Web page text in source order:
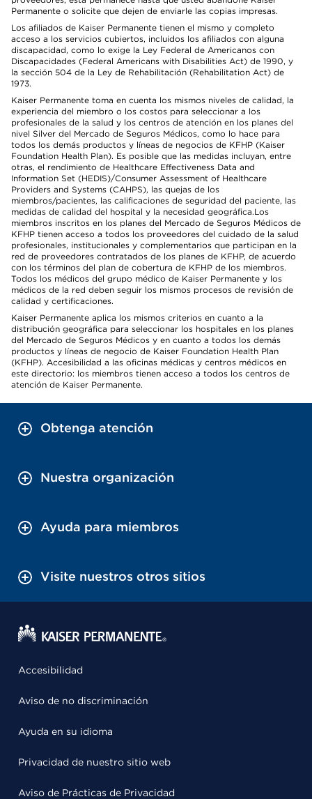
Permanente o solicite que dejen de enviarle las copias impresas.
Los afiliados de Kaiser Permanente tienen el mismo y completo
acceso a los servicios cubiertos, incluidos los afiliados con alguna
discapacidad, como lo exige la Ley Federal de Americanos con
Discapacidades (Federal Americans with Disabilities Act) de 1990, y
la sección 504 de la Ley de Rehabilitación (Rehabilitation Act) de
1973.
Kaiser Permanente toma en cuenta los mismos niveles de calidad, la
experiencia del miembro o los costos para seleccionar a los
profesionales de la salud y los centros de atención en los planes del
nivel Silver del Mercado de Seguros Médicos, como lo hace para
todos los demás productos y líneas de negocios de KFHP (Kaiser
Foundation Health Plan). Es posible que las medidas incluyan, entre
otras, el rendimiento de Healthcare Effectiveness Data and
Information Set (HEDIS)/Consumer Assessment of Healthcare
Providers and Systems (CAHPS), las quejas de los
miembros/pacientes, las calificaciones de seguridad del paciente, las
medidas de calidad del hospital y la necesidad geográfica.Los
miembros inscritos en los planes del Mercado de Seguros Médicos de
KFHP tienen acceso a todos los proveedores del cuidado de la salud
profesionales, institucionales y complementarios que participan en la
red de proveedores contratados de los planes de KFHP, de acuerdo
con los términos del plan de cobertura de KFHP de los miembros.
Todos los médicos del grupo médico de Kaiser Permanente y los
médicos de la red deben seguir los mismos procesos de revisión de
calidad y certificaciones.
Kaiser Permanente aplica los mismos criterios en cuanto a la
distribución geográfica para seleccionar los hospitales en los planes
del Mercado de Seguros Médicos y en cuanto a todos los demás
productos y líneas de negocio de Kaiser Foundation Health Plan
(KFHP). Accesibilidad a las oficinas médicas y centros médicos en
este directorio: los miembros tienen acceso a todos los centros de
atención de Kaiser Permanente.
Obtenga atención
Nuestra organización
Ayuda para miembros
Visite nuestros otros sitios
Accesibilidad
Aviso de no discriminación
Ayuda en su idioma
Privacidad de nuestro sitio web
Aviso de Prácticas de Privacidad